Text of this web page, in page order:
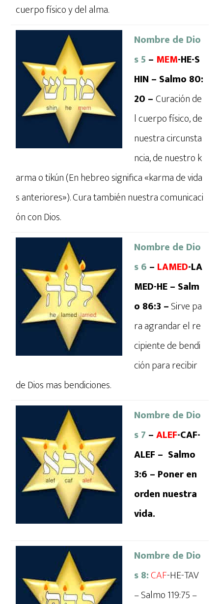
cuerpo físico y del alma.
Nombre de Dio
s 5 – MEM-HE-S
HIN – Salmo 80:
20 –Curación de
l cuerpo físico, de
nuestra circunsta
ncia, de nuestro k
arma o tikún (En hebreo significa «karma de vida
s anteriores»). Cura también nuestra comunicaci
ón con Dios.
Nombre de Dio
s 6 – LAMED-LA
MED-HE – Salm
o 86:3 –Sirve pa
ra agrandar el re
cipiente de bendi
ción para recibir
de Dios mas bendiciones.
Nombre de Dio
s 7 –ALEF-CAF-
ALEF – Salmo
3:6 – Poner en
orden nuestra
vida.
Nombre de Dio
s 8:CAF-HE-TAV
– Salmo 119:75 –